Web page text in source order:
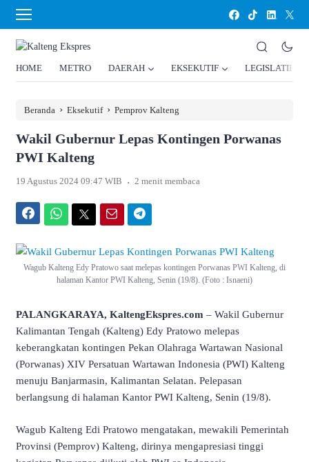
HOME METRO DAERAH EKSEKUTIF LEGISLATIF
Beranda › Eksekutif › Pemprov Kalteng
Wakil Gubernur Lepas Kontingen Porwanas
PWI Kalteng
19 Agustus 2024 09:47 WIB . 2 menit membaca
Wagub Kalteng Edy Pratowo saat melepas kontingen Porwanas PWI Kalteng, di
halaman Kantor PWI Kalteng, Senin (19/8). (Foto : Isnaeni)
PALANGKARAYA, KaltengEkspres.com – Wakil Gubernur
Kalimantan Tengah (Kalteng) Edy Pratowo melepas
keberangkatan kontingen Pekan Olahraga Wartawan Nasional
(Porwanas) XIV Persatuan Wartawan Indonesia (PWI) Kalteng
menuju Banjarmasin, Kalimantan Selatan. Pelepasan
berlangsung di halaman Kantor PWI Kalteng, Senin (19/8).
Wagub Kalteng Edi Pratowo mengatakan, mewakili Pemerintah
Provinsi (Pemprov) Kalteng, dirinya mengapresiasi tinggi